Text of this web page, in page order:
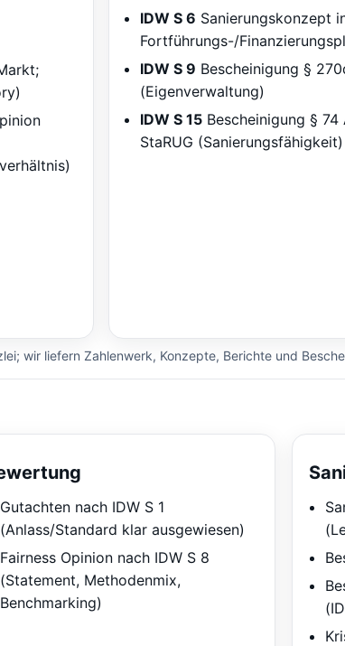
IDW S 6 Sanierungskonzept
Fortführungs-/
IDW S 9 Bescheinigung §
(Eigenverwaltung)
IDW S 15 Bescheinigung § 74
StaRUG (Sanierungsfähigkeit)
wir liefern Zahlenwerk, Konzepte, Berichte und
Gutachten nach IDW S 1
(Anlass/Standard klar ausgewiesen)
Fairness Opinion nach IDW S 8
(Statement, Methodenmix,
Benchmarking)